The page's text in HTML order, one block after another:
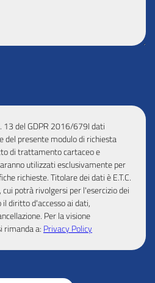
del GDPR 2016/679I dati
del presente modulo di richiesta
di trattamento cartaceo e
utilizzati esclusivamente per
richieste. Titolare dei dati è E.T.C.
potrà rivolgersi per l'esercizio dei
diritto d'accesso ai dati,
Per la visione
a:Privacy Policy